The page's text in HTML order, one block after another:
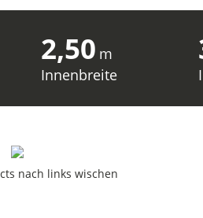
2,50 m
Innenbreite
nach links wischen